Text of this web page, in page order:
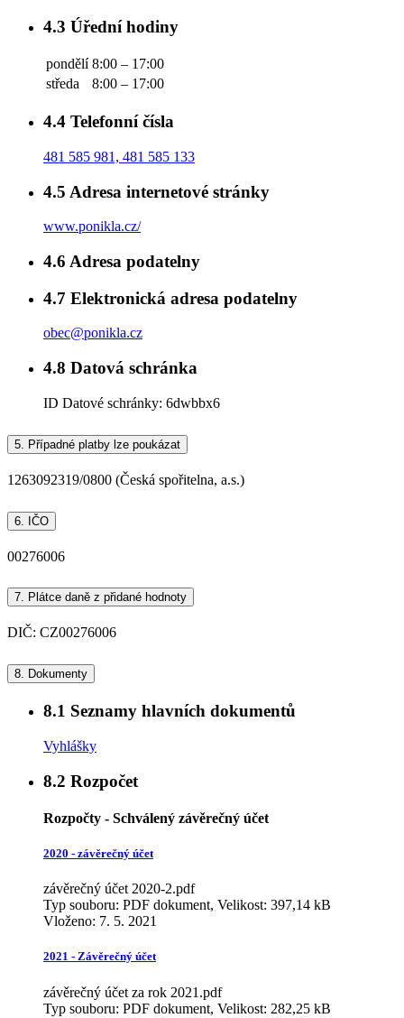
4.3 Úřední hodiny
pondělí 8:00 – 17:00
středa
8:00 – 17:00
4.4 Telefonní čísla
481 585 981, 481 585 133
4.5 Adresa internetové stránky
www.ponikla.cz/
4.6 Adresa podatelny
4.7 Elektronická adresa podatelny
obec@ponikla.cz
4.8 Datová schránka
ID Datové schránky: 6dwbbx6
5. Případné platby lze poukázat
1263092319/0800 (Česká spořitelna, a.s.)
6. IČO
00276006
7. Plátce daně z přidané hodnoty
DIČ: CZ00276006
8. Dokumenty
8.1 Seznamy hlavních dokumentů
Vyhlášky
8.2 Rozpočet
Rozpočty - Schválený závěrečný účet
2020 - závěrečný účet
závěrečný účet 2020-2.pdf
Typ souboru: PDF dokument, Velikost: 397,14 kB
Vloženo: 7. 5. 2021
2021 - Závěrečný účet
závěrečný účet za rok 2021.pdf
Typ souboru: PDF dokument, Velikost: 282,25 kB